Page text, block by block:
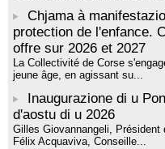
Chjama à
protection de l'enfance.
offre sur 2026 et 2027
La Collectivité de Corse
jeune âge, en agissant su...
Inaugurazione di u
d'aostu di u 2026
Gilles Giovannangeli,
Félix Acquaviva, Conseille...